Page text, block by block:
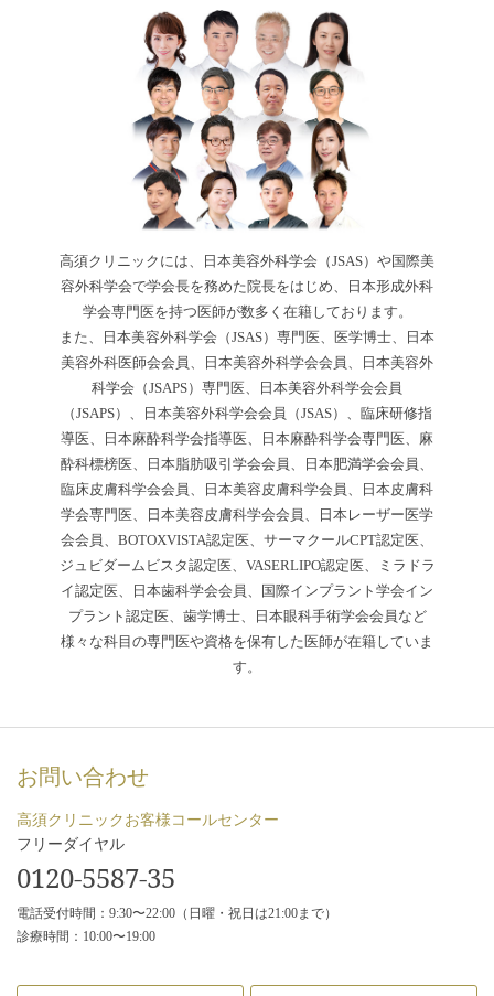
高須クリニックには、日本美容外科学会（JSAS）や国際美
容外科学会で学会長を務めた院長をはじめ、日本形成外科
学会専門医を持つ医師が数多く在籍しております。
また、日本美容外科学会（JSAS）専門医、医学博士、日本
美容外科医師会会員、日本美容外科学会会員、日本美容外
科学会（JSAPS）専門医、日本美容外科学会会員
（JSAPS）、日本美容外科学会会員（JSAS）、臨床研修指
導医、日本麻酔科学会指導医、日本麻酔科学会専門医、麻
酔科標榜医、日本脂肪吸引学会会員、日本肥満学会会員、
臨床皮膚科学会会員、日本美容皮膚科学会員、日本皮膚科
学会専門医、日本美容皮膚科学会会員、日本レーザー医学
会会員、BOTOXVISTA認定医、サーマクールCPT認定医、
ジュビダームビスタ認定医、VASERLIPO認定医、ミラドラ
イ認定医、日本歯科学会会員、国際インプラント学会イン
プラント認定医、歯学博士、日本眼科手術学会会員など
様々な科目の専門医や資格を保有した医師が在籍していま
す。
お問い合わせ
高須クリニックお客様コールセンター
フリーダイヤル
0120-5587-35
電話受付時間：9:30〜22:00（日曜・祝日は21:00まで）
診療時間：10:00〜19:00